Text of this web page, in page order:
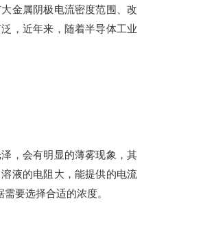
金属阴极电流密度范围、改
，近年来，随着半导体工业
，会有明显的薄雾现象，其
液的电阻大，能提供的电流
要选择合适的浓度。